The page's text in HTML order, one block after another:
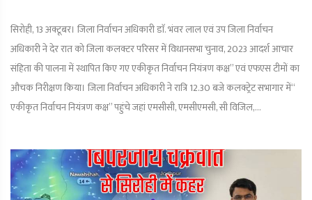
सिरोही, 13 अक्टूबर। जिला निर्वाचन अधिकारी डाॅ. भंवर लाल एवं उप जिला निर्वाचन
अधिकारी ने देर रात को जिला कलक्टर परिसर में विधानसभा चुनाव, 2023 आदर्श आचार
संहिता की पालना में स्थापित किए गए एकीकृत निर्वाचन नियंत्रण कक्ष’’ एवं एफएस टीमों का
औचक निरीक्षण किया। जिला निर्वाचन अधिकारी ने रात्रि 12.30 बजे कलक्ट्रेट सभागार में‘‘
एकीकृत निर्वाचन नियंत्रण कक्ष’’ पहुंचे जहां एमसीसी, एमसीएमसी, सी विजिल,...